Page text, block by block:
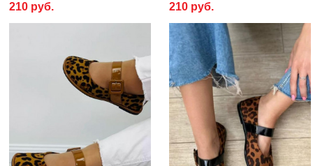
210 руб.
210 руб.